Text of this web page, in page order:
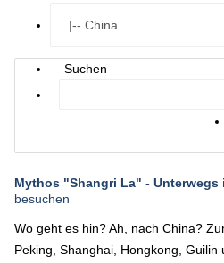
Suchen
Mythos "Shangri La" - Unterwegs
besuchen
Wo geht es hin? Ah, nach China?
Peking, Shanghai, Hongkong, Guilin